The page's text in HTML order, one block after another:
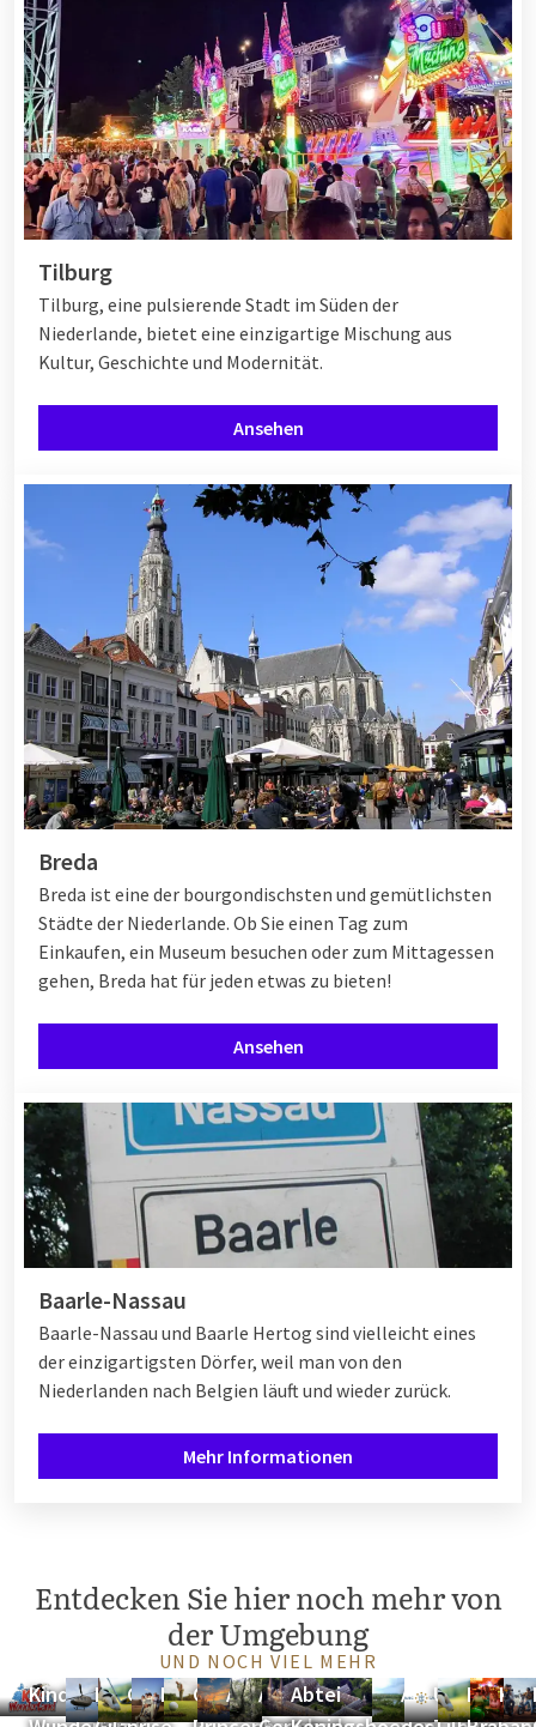
Tilburg
Tilburg, eine pulsierende Stadt im Süden der
Niederlande, bietet eine einzigartige Mischung aus
Kultur, Geschichte und Modernität.
Ansehen
Breda
Breda ist eine der bourgondischsten und gemütlichsten
Städte der Niederlande. Ob Sie einen Tag zum
Einkaufen, ein Museum besuchen oder zum Mittagessen
gehen, Breda hat für jeden etwas zu bieten!
Ansehen
Baarle-Nassau
Baarle-Nassau und Baarle Hertog sind vielleicht eines
der einzigartigsten Dörfer, weil man von den
Niederlanden nach Belgien läuft und wieder zurück.
Mehr Informationen
Entdecken Sie hier noch mehr von
der Umgebung
UND NOCH VIEL MEHR
Kinder-Flugplatz
Golfplatz
Fußgolf
Golfclub
Antwerpen
Anwesen
Abtei
AnwesenNoord-